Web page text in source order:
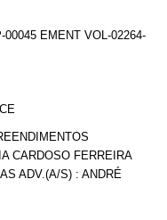
00045 EMENT VOL-02264-
CARDOSO FERREIRA
ADV.(A/S) : ANDRÉ